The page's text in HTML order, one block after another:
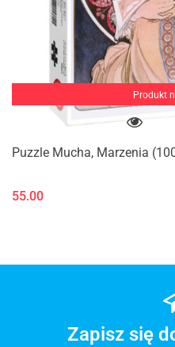
Produkt
Puzzle Mucha, Marzenia
55.00
Zapisz się